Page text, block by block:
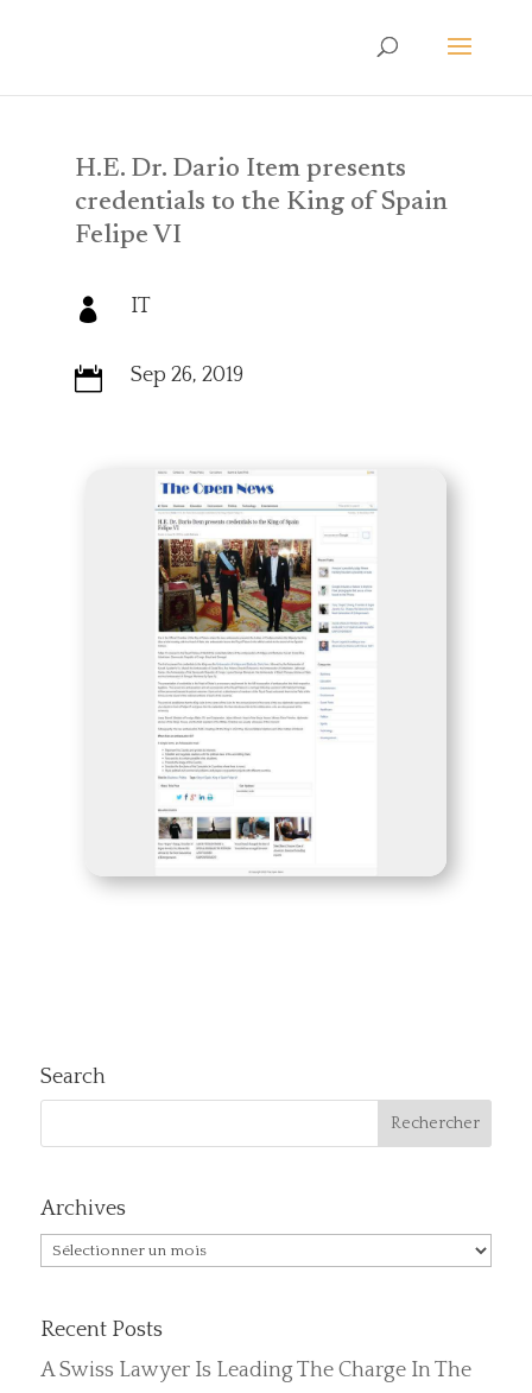
H.E. Dr. Dario Item presents
credentials to the King of Spain
Felipe VI
 IT
 Sep 26, 2019
Search
Archives
Archives
Recent Posts
A Swiss Lawyer Is Leading The Charge In The